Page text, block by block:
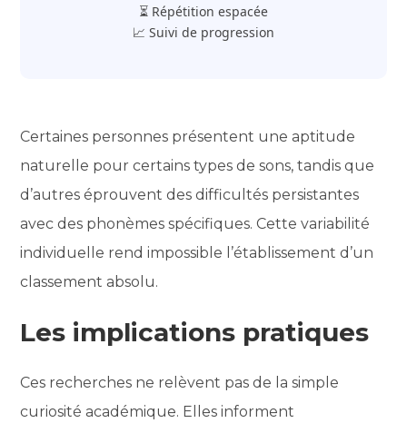
⏳ Répétition espacée
📈 Suivi de progression
Certaines personnes présentent une aptitude
naturelle pour certains types de sons, tandis que
d’autres éprouvent des difficultés persistantes
avec des phonèmes spécifiques. Cette variabilité
individuelle rend impossible l’établissement d’un
classement absolu.
Les implications pratiques
Ces recherches ne relèvent pas de la simple
curiosité académique. Elles informent